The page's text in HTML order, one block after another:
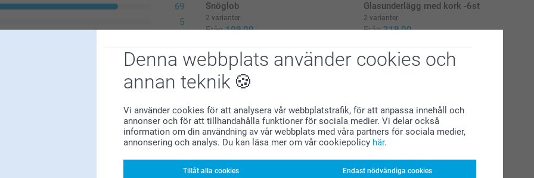
Denna webbplats använder cookies och
annan teknik
Vi använder cookies för att analysera vår webbplatstrafik, för att anpassa innehåll och
annonser och för att tillhandahålla funktioner för sociala medier. Vi delar också
information om din användning av vår webbplats med våra partners för sociala medier,
annonsering och analys. Du kan läsa mer om vår cookiepolicy här.
Tillåt alla cookies Endast nödvändiga cookies
69
5
Snöglob
2 varianter
Från 109,00
(288 omdömen)
Glasunderlägg med kork -6st
2 varianter
Från 319,00
(177 omdömen)